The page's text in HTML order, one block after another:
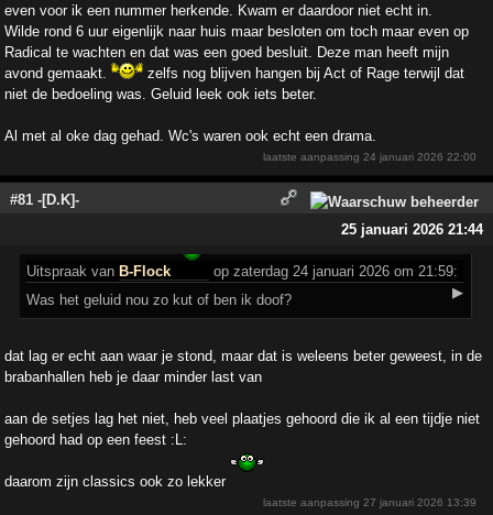
even voor ik een nummer herkende. Kwam er daardoor niet echt in.
Wilde rond 6 uur eigenlijk naar huis maar besloten om toch maar even op
Radical te wachten en dat was een goed besluit. Deze man heeft mijn
avond gemaakt.
zelfs nog blijven hangen bij Act of Rage terwijl dat
niet de bedoeling was. Geluid leek ook iets beter.
Al met al oke dag gehad. Wc's waren ook echt een drama.
laatste aanpassing24 januari 2026 22:00
#81 -[D.K]-
25 januari 2026 21:44
Uitspraak van B-Flock
op zaterdag 24 januari 2026 om 21:59:
▶
Was het geluid nou zo kut of ben ik doof?
dat lag er echt aan waar je stond, maar dat is weleens beter geweest, in de
brabanhallen heb je daar minder last van
aan de setjes lag het niet, heb veel plaatjes gehoord die ik al een tijdje niet
gehoord had op een feest :L:
daarom zijn classics ook zo lekker
laatste aanpassing27 januari 2026 13:39